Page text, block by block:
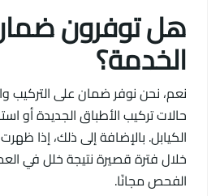
هل توفرون
الخدمة؟
نعم، نحن نوفر ضمان على التركيب
حالات تركيب الأطباق الجديدة أو
الكيابل. بالإضافة إلى ذلك، إذا
خلال فترة قصيرة نتيجة خلل في
الفحص مجانًا.